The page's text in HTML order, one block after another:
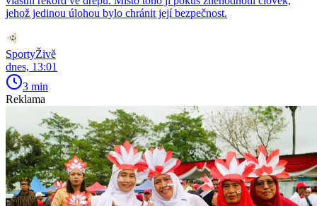
jehož jedinou úlohou bylo chránit její bezpečnost.
SportyŽivě
dnes, 13:01
3 min
Reklama